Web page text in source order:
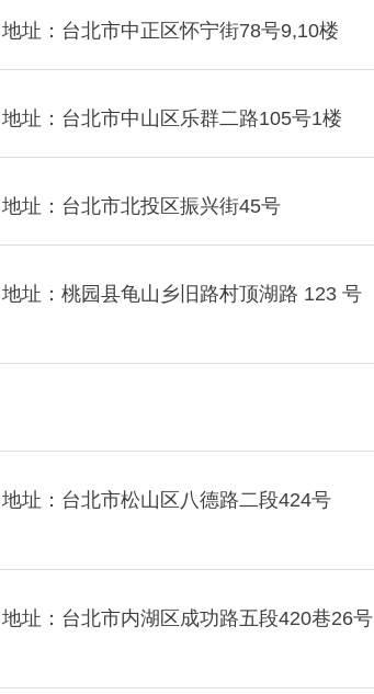
地址：台北市中正区怀宁街78号9,10楼
地址：台北市中山区乐群二路105号1楼
地址：台北市北投区振兴街45号
地址：桃园县龟山乡旧路村顶湖路 123 号
地址：台北市松山区八德路二段424号
地址：台北市内湖区成功路五段420巷26号